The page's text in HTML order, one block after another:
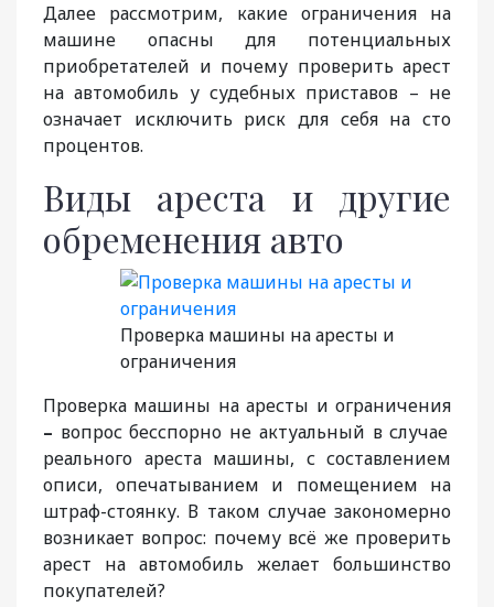
Далее рассмотрим, какие ограничения на
машине опасны для потенциальных
приобретателей и почему проверить арест
на автомобиль у судебных приставов – не
означает исключить риск для себя на сто
процентов.
Виды ареста и другие
обременения авто
Проверка машины на аресты и
ограничения
Проверка машины на аресты и ограничения
– вопрос бесспорно не актуальный в случае
реального ареста машины, с составлением
описи, опечатыванием и помещением на
штраф-стоянку. В таком случае закономерно
возникает вопрос: почему всё же проверить
арест на автомобиль желает большинство
покупателей?